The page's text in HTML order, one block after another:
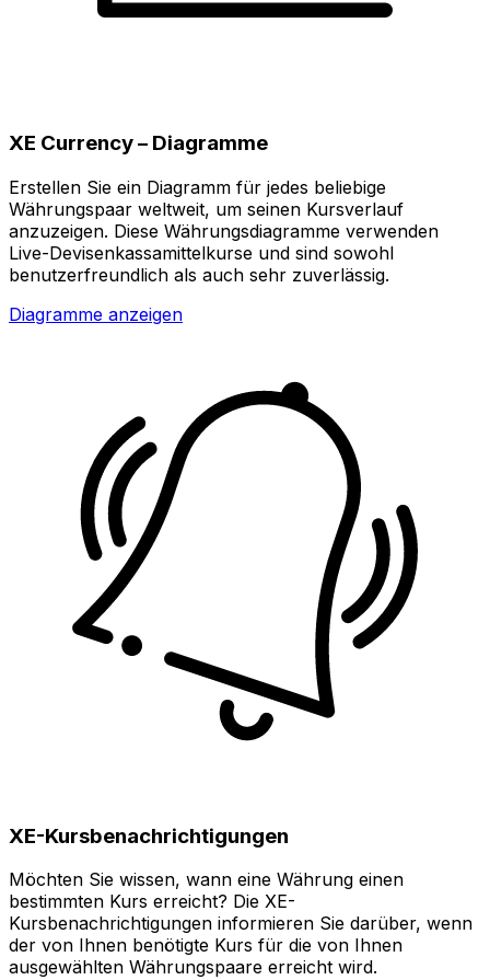
XE Currency – Diagramme
Erstellen Sie ein Diagramm für jedes beliebige
Währungspaar weltweit, um seinen Kursverlauf
anzuzeigen. Diese Währungsdiagramme verwenden
Live-Devisenkassamittelkurse und sind sowohl
benutzerfreundlich als auch sehr zuverlässig.
Diagramme anzeigen
XE-Kursbenachrichtigungen
Möchten Sie wissen, wann eine Währung einen
bestimmten Kurs erreicht? Die XE-
Kursbenachrichtigungen informieren Sie darüber, wenn
der von Ihnen benötigte Kurs für die von Ihnen
ausgewählten Währungspaare erreicht wird.